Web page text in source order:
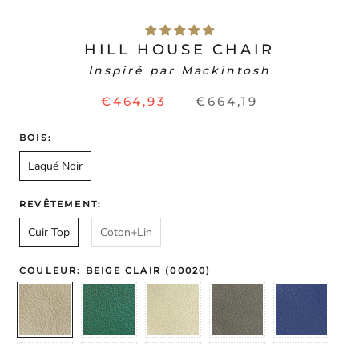
HILL HOUSE CHAIR
Inspiré par Mackintosh
€464,93 €664,19
BOIS:
Laqué Noir
REVÊTEMENT:
Cuir Top Coton+Lin
COULEUR: BEIGE CLAIR (00020)
Beige
Clair
(00020)
Vert
(00261)
Blanc
Cassé
(53773)
Gris
(00210)
Bleu